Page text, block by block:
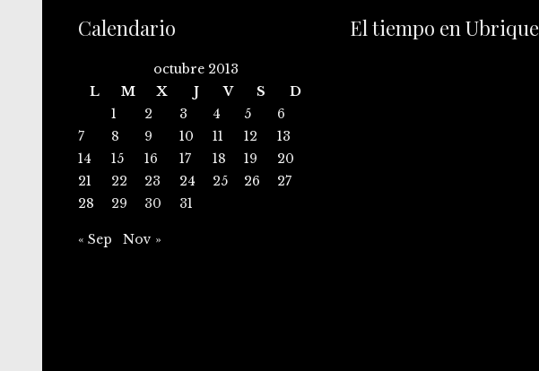
Calendario
octubre 2013
L
M X J V S
D
1
2 3 4 5
6
7
8 9 10 11 12
13
14
15 16 17 18 19
20
21
22 23 24 25 26
27
28
29 30 31
« Sep Nov »
El tiempo en Ubrique